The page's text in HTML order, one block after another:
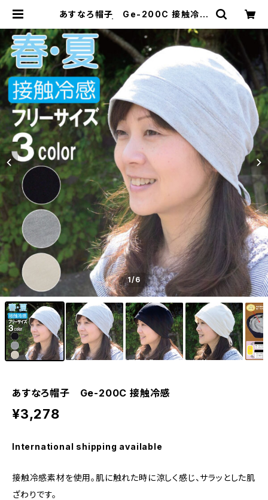
あすなろ帽子 Ge-200C 接触冷感
1/6
あすなろ帽子 Ge-200C 接触冷感
¥3,278
International shipping available
接触冷感素材を使用。肌に触れた時に涼しく感じ、サラッとした肌
ざわりです。